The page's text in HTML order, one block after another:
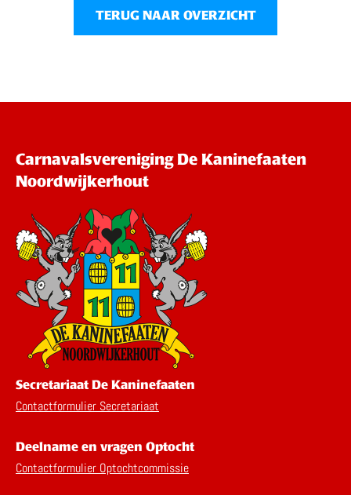
TERUG NAAR OVERZICHT
Carnavalsvereniging De Kaninefaaten
Noordwijkerhout
Secretariaat De Kaninefaaten
Contactformulier Secretariaat
Deelname en vragen Optocht
Contactformulier Optochtcommissie